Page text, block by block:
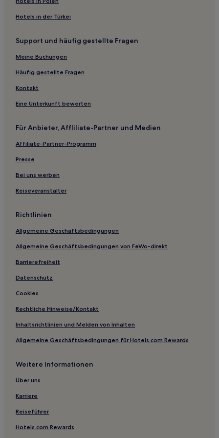
Solihull Hotels
Rubery: Hotels
Hotels nahe Aston Manor Road Transport Museum
Hotels nahe Straßenbahnhaltestelle Grand Central
Wythall: Hotels
Hotels nahe The Public
Hotels nahe Wolverhampton
Kinver: Hotels
Hotels nahe The Alexandra Theatre
Hotels nahe Bahnhof Sandwell und Dudley
Tanworth in Arden: Hotels
Hotels nahe Kriegerdenkmal Hall of Memory
Lye: Hotels
Hotels nahe Akamba Garden Centre
Brownhills: Hotels
Brewood: Hotels
Dordon: Hotels
Kingswinford Hotels
Norton Canes: Hotels
Hotels nahe St. Paul's Church
Wall Heath Hotels
Hopwood: Hotels
Wolverley: Hotels
Jewellery Quarter: Hotels
Seisdon: Hotels
Hotels in der Türkei
Support und häufig gestellte Fragen
Meine Buchungen
Häufig gestellte Fragen
Kontakt
Eine Unterkunft bewerten
Für Anbieter, Affliliate-Partner und Medien
Affiliate-Partner-Programm
Presse
Bei uns werben
Reiseveranstalter
Richtlinien
Allgemeine Geschäftsbedingungen
Allgemeine Geschäftsbedingungen von FeWo-direkt
Barrierefreiheit
Datenschutz
Cookies
Rechtliche Hinweise/Kontakt
Inhaltsrichtlinien und Melden von Inhalten
Allgemeine Geschäftsbedingungen für Hotels.com Rewards
Weitere Informationen
Über uns
Karriere
Reiseführer
Hotels.com Rewards